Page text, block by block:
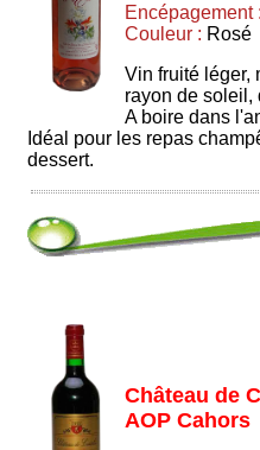
Encépagement :
Couleur : Rosé
Vin fruité léger,
rayon de soleil,
A boire dans
Idéal pour les repas
dessert.
Château de
AOP Cahors